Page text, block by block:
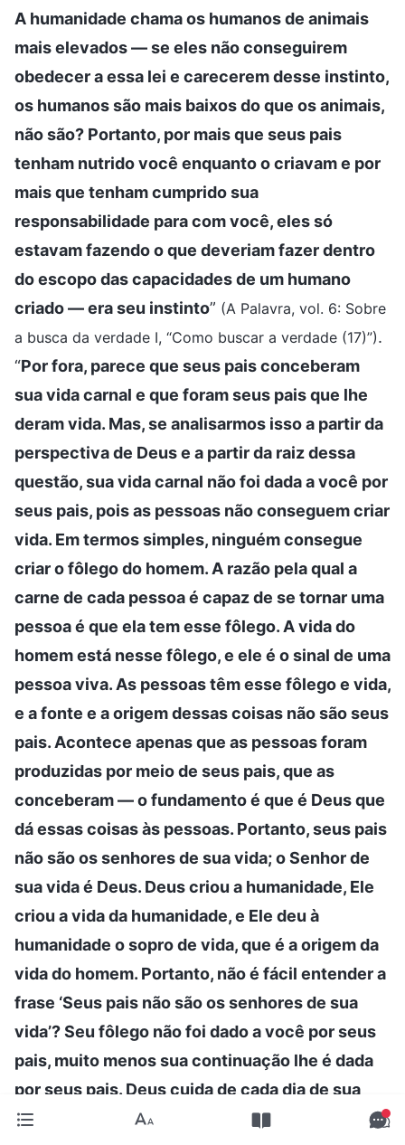
A humanidade chama os humanos de animais
mais elevados — se eles não conseguirem
obedecer a essa lei e carecerem desse instinto,
os humanos são mais baixos do que os animais,
não são? Portanto, por mais que seus pais
tenham nutrido você enquanto o criavam e por
mais que tenham cumprido sua
responsabilidade para com você, eles só
estavam fazendo o que deveriam fazer dentro
do escopo das capacidades de um humano
criado — era seu instinto” (A Palavra, vol. 6: Sobre
a busca da verdade I, “Como buscar a verdade (17)”).
“Por fora, parece que seus pais conceberam
sua vida carnal e que foram seus pais que lhe
deram vida. Mas, se analisarmos isso a partir da
perspectiva de Deus e a partir da raiz dessa
questão, sua vida carnal não foi dada a você por
seus pais, pois as pessoas não conseguem criar
vida. Em termos simples, ninguém consegue
criar o fôlego do homem. A razão pela qual a
carne de cada pessoa é capaz de se tornar uma
pessoa é que ela tem esse fôlego. A vida do
homem está nesse fôlego, e ele é o sinal de uma
pessoa viva. As pessoas têm esse fôlego e vida,
e a fonte e a origem dessas coisas não são seus
pais. Acontece apenas que as pessoas foram
produzidas por meio de seus pais, que as
conceberam — o fundamento é que é Deus que
dá essas coisas às pessoas. Portanto, seus pais
não são os senhores de sua vida; o Senhor de
sua vida é Deus. Deus criou a humanidade, Ele
criou a vida da humanidade, e Ele deu à
humanidade o sopro de vida, que é a origem da
vida do homem. Portanto, não é fácil entender a
frase ‘Seus pais não são os senhores de sua
vida’? Seu fôlego não foi dado a você por seus
pais, muito menos sua continuação lhe é dada
por seus pais. Deus cuida de cada dia de sua
vida e o governa. Seus pais não podem decidir